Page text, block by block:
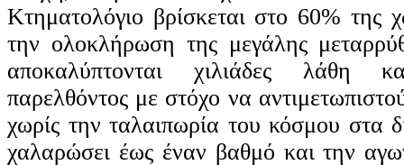
Κτηματολόγιο βρίσκεται στο 60% της
την ολοκλήρωση της μεγάλης
αποκαλύπτονται χιλιάδες λάθη
παρελθόντος με στόχο να
χωρίς την ταλαιπωρία του κόσμου στα
χαλαρώσει έως έναν βαθμό και την